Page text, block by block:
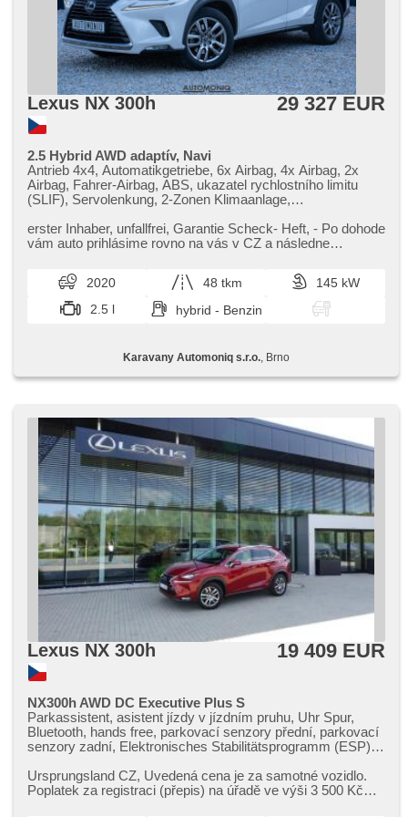
Lexus NX 300h 29 327 EUR
2.5 Hybrid AWD adaptív, Navi
Antrieb 4x4, Automatikgetriebe, 6x Airbag, 4x Airbag, 2x
Airbag, Fahrer-Airbag, ABS, ukazatel rychlostního limitu
(SLIF), Servolenkung, 2-Zonen Klimaanlage,
adaptivní světlomety, Bordcomputer, volba jízdního režimu,
elektronická ruční brzda, parkovací senzory přední,
startování, bezklíčové odemykání, Lichtsensor,
Scheibenwischersensor, Multifunktionslenkrad, řazení pádly
pod volantem, hands free, Bluetooth, El. Seitenscheiben, El.
Spiegel, starten per Taste, Wegfahrsperre,
Heck LED Leuchte, autom. Aktivation der Warnflutlicht,
Start-Stop System, Autoradio, digitální příjem rádia (DAB),
erster Inhaber,​ unfallfrei,​ Garantie Scheck​- Heft,​ ​- Po dohode
vám auto prihlásime rovno na vás v CZ a následne
2020 48 tkm
145 kW
2.5 l
hybrid - Benzin
Karavany Automoniq s.r.o. , Brno
Lexus NX 300h 19 409 EUR
NX300h AWD DC Executive Plus S
Parkassistent, asistent jízdy v jízdním pruhu, Uhr Spur,
Bluetooth, hands free, parkovací senzory přední, parkovací
senzory zadní, Elektronisches Stabilitätsprogramm (ESP),
isofix, Fahrkamera, 2-Zonen Klimaanlage, Klimaautomatik,
Navigation, beheizte Spiegel, beheizte Sitze, zatmavená
Ursprungsland CZ,​ Uvedená cena je za samotné vozidlo.
Poplatek za registraci (přepis) na úřadě ve výši 3 500 Kč